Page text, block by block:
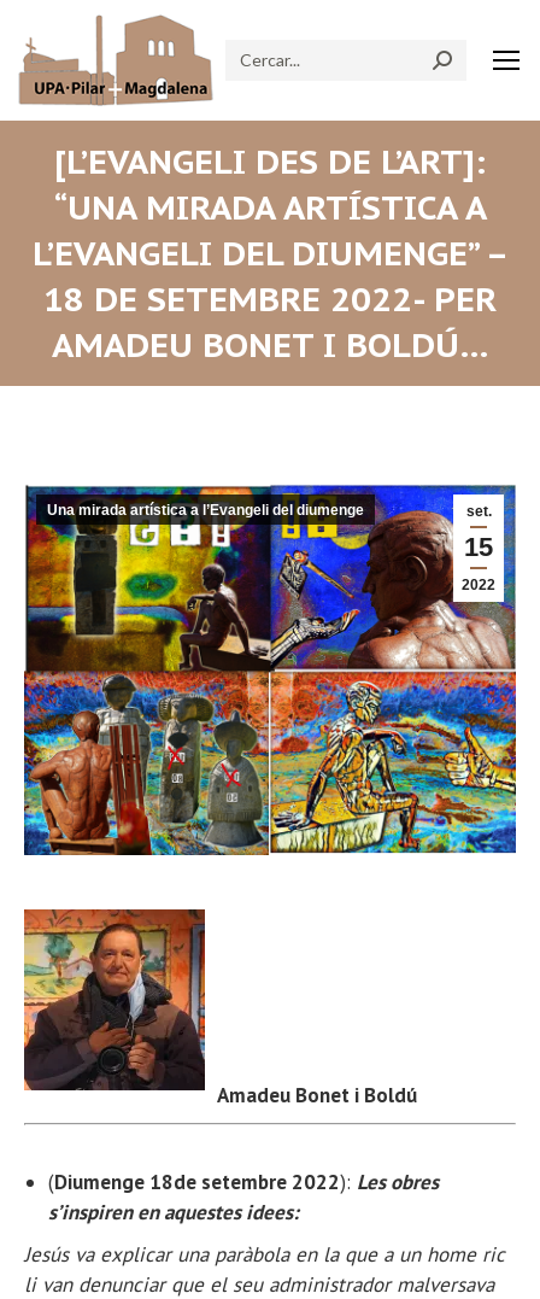
Search:
[L’EVANGELI DES DE L’ART]:
“UNA MIRADA ARTÍSTICA A
L’EVANGELI DEL DIUMENGE” –
18 DE SETEMBRE 2022- PER
AMADEU BONET I BOLDÚ…
set.
15
2022
Una mirada artística a l’Evangeli del diumenge
Amadeu Bonet i Boldú
(Diumenge 18de setembre 2022): Les obres
s’inspiren en aquestes idees:
Jesús va explicar una paràbola en la que a un home ric
li van denunciar que el seu administrador malversava